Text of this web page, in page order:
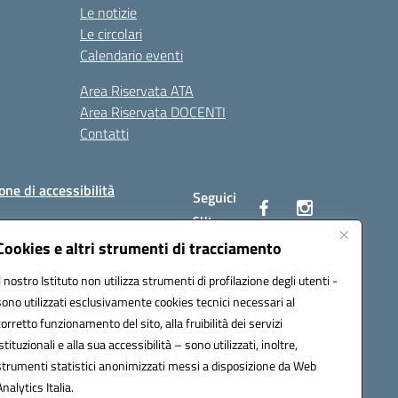
e altri strumenti di tracciamento
nostro Istituto non utilizza strumenti di profilazione degli utenti -
utilizzati esclusivamente cookies tecnici necessari al
funzionamento del sito, alla fruibilità dei servizi
e alla sua accessibilità – sono utilizzati, inoltre,
statistici anonimizzati messi a disposizione da Web
Italia.
Le notizie
Le circolari
Calendario eventi
Area Riservata ATA
Area Riservata DOCENTI
Contatti
di accessibilità
Seguici
su: